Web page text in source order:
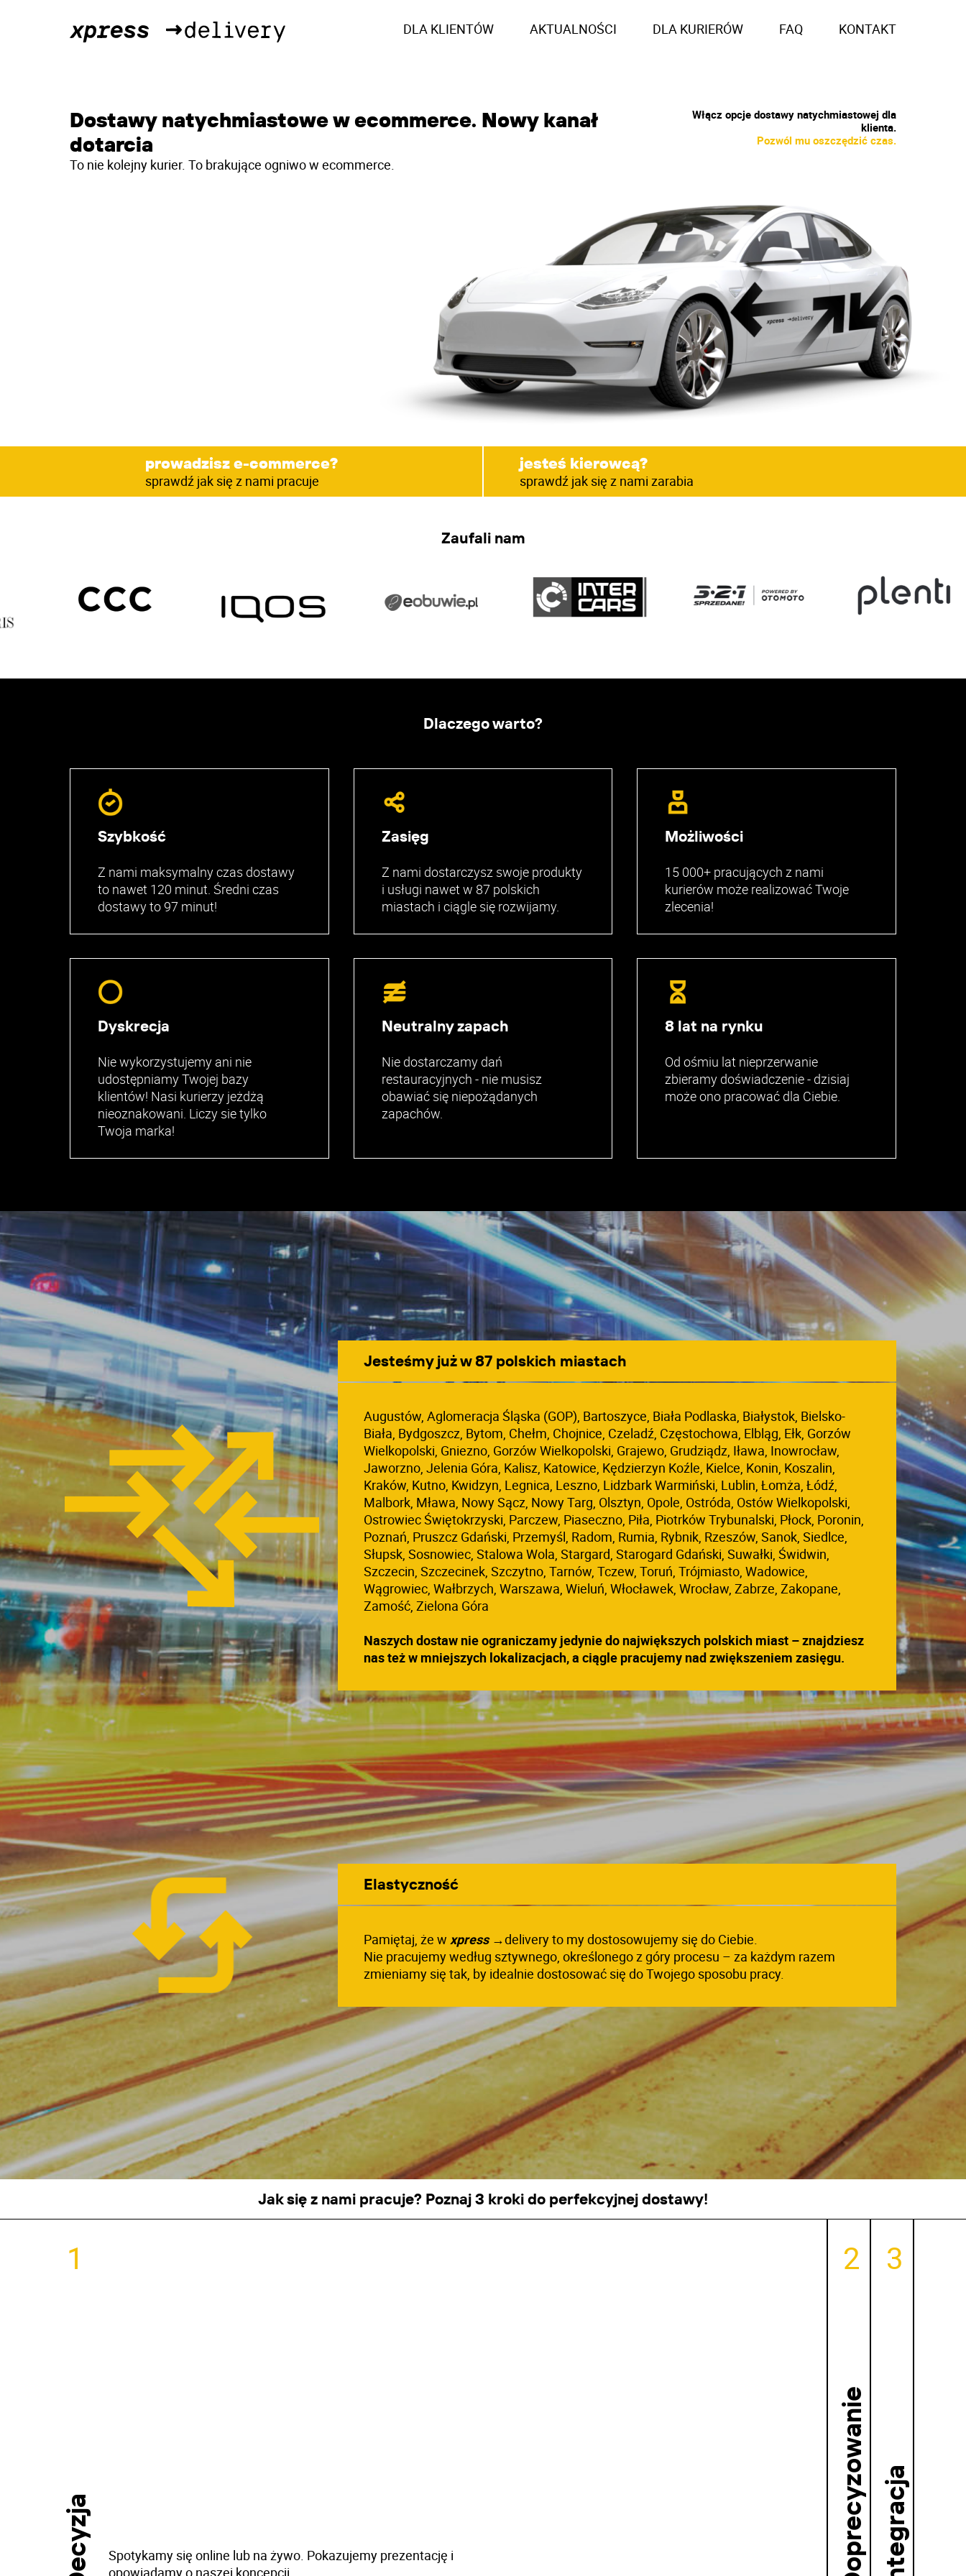
DLA KLIENTÓW AKTUALNOŚCI DLA KURIERÓW FAQ KONTAKT
Dostawy natychmiastowe w ecommerce. Nowy kanał
dotarcia
To nie kolejny kurier. To brakujące ogniwo w ecommerce.
Włącz opcje dostawy natychmiastowej dla
klienta.
Pozwól mu oszczędzić czas.
prowadzisz e-commerce?
sprawdź jak się z nami pracuje
jesteś kierowcą?
sprawdź jak się z nami zarabia
Zaufali nam
Dlaczego warto?
Szybkość
Z nami maksymalny czas dostawy
to nawet 120 minut. Średni czas
dostawy to 97 minut!
Zasięg
Z nami dostarczysz swoje produkty
i usługi nawet w 87 polskich
miastach i ciągle się rozwijamy.
Możliwości
15 000+ pracujących z nami
kurierów może realizować Twoje
zlecenia!
Dyskrecja
Nie wykorzystujemy ani nie
udostępniamy Twojej bazy
klientów! Nasi kurierzy jeżdżą
nieoznakowani. Liczy sie tylko
Twoja marka!
Neutralny zapach
Nie dostarczamy dań
restauracyjnych - nie musisz
obawiać się niepożądanych
zapachów.
8 lat na rynku
Od ośmiu lat nieprzerwanie
zbieramy doświadczenie - dzisiaj
może ono pracować dla Ciebie.
Jesteśmy już w 87 polskich miastach
Augustów, Aglomeracja Śląska (GOP), Bartoszyce, Biała Podlaska, Białystok, Bielsko-
Biała, Bydgoszcz, Bytom, Chełm, Chojnice, Czeladź, Częstochowa, Elbląg, Ełk, Gorzów
Wielkopolski, Gniezno, Gorzów Wielkopolski, Grajewo, Grudziądz, Iława, Inowrocław,
Jaworzno, Jelenia Góra, Kalisz, Katowice, Kędzierzyn Koźle, Kielce, Konin, Koszalin,
Kraków, Kutno, Kwidzyn, Legnica, Leszno, Lidzbark Warmiński, Lublin, Łomża, Łódź,
Malbork, Mława, Nowy Sącz, Nowy Targ, Olsztyn, Opole, Ostróda, Ostów Wielkopolski,
Ostrowiec Świętokrzyski, Parczew, Piaseczno, Piła, Piotrków Trybunalski, Płock, Poronin,
Poznań, Pruszcz Gdański, Przemyśl, Radom, Rumia, Rybnik, Rzeszów, Sanok, Siedlce,
Słupsk, Sosnowiec, Stalowa Wola, Stargard, Starogard Gdański, Suwałki, Świdwin,
Szczecin, Szczecinek, Szczytno, Tarnów, Tczew, Toruń, Trójmiasto, Wadowice,
Wągrowiec, Wałbrzych, Warszawa, Wieluń, Włocławek, Wrocław, Zabrze, Zakopane,
Zamość, Zielona Góra
Naszych dostaw nie ograniczamy jedynie do największych polskich miast – znajdziesz
nas też w mniejszych lokalizacjach, a ciągle pracujemy nad zwiększeniem zasięgu.
Elastyczność
Pamiętaj, że w xpress→delivery to my dostosowujemy się do Ciebie.
Nie pracujemy według sztywnego, określonego z góry procesu – za każdym razem
zmieniamy się tak, by idealnie dostosować się do Twojego sposobu pracy.
Jak się z nami pracuje? Poznaj 3 kroki do perfekcyjnej dostawy!
1
Decyzja
Spotykamy się online lub na żywo. Pokazujemy prezentację i
opowiadamy o naszej koncepcji.
2
Doprecyzowanie
3
Integracja